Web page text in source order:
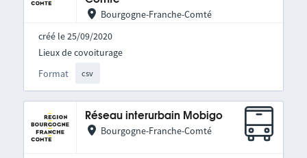
Bourgogne-Franche-Comté
créé le 25/09/2020
Format csv
Lieux de covoiturage
Réseau interurbain Mobigo
Bourgogne-Franche-Comté